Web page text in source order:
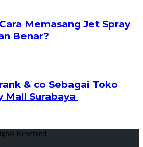
Memasang Jet Spray
Benar?
& co Sebagai Toko
Mall Surabaya
Reserved